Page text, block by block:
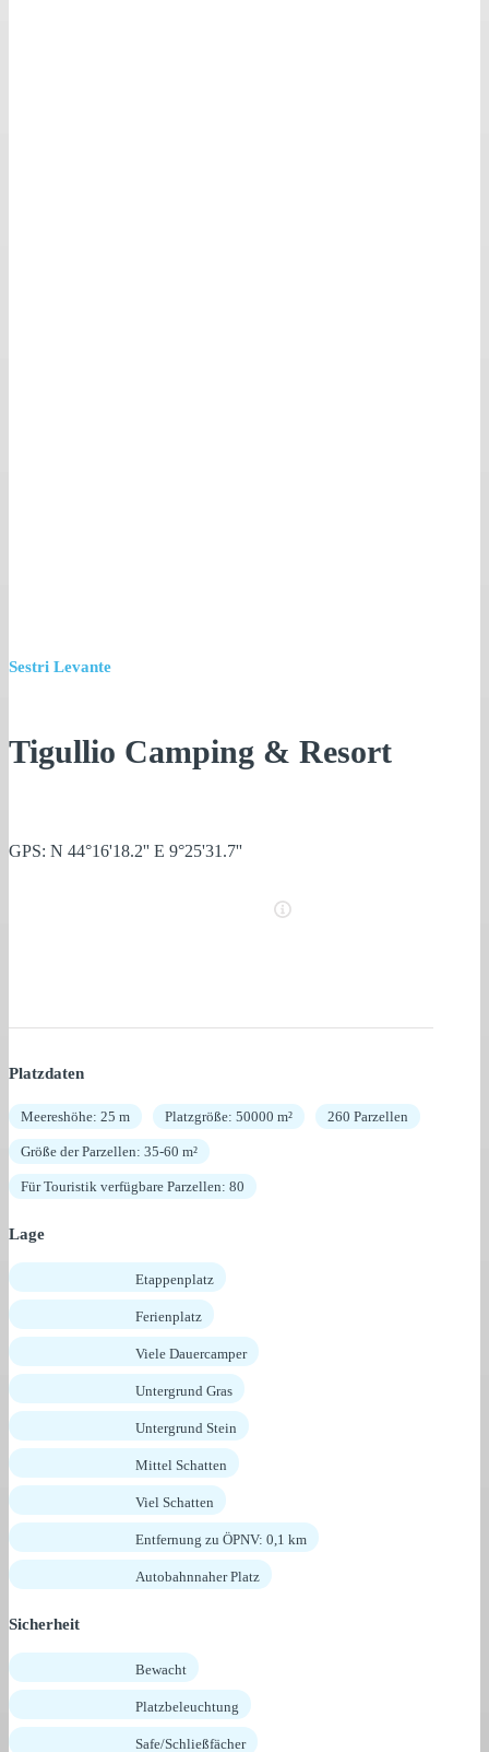
Sestri Levante
Tigullio Camping & Resort
GPS: N 44°16'18.2'' E 9°25'31.7''
Platzdaten
Meereshöhe: 25 m Platzgröße: 50000 m² 260 Parzellen
Größe der Parzellen: 35-60 m²
Für Touristik verfügbare Parzellen: 80
Lage
Etappenplatz
Ferienplatz
Viele Dauercamper
Untergrund Gras
Untergrund Stein
Mittel Schatten
Viel Schatten
Entfernung zu ÖPNV: 0,1 km
Autobahnnaher Platz
Sicherheit
Bewacht
Platzbeleuchtung
Safe/Schließfächer